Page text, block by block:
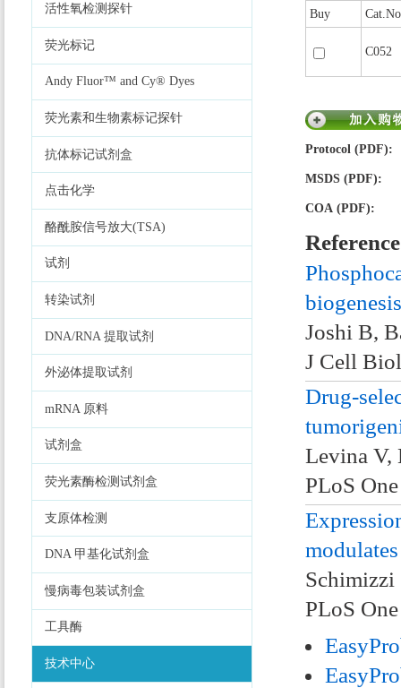
活性氧检测探针
荧光标记
Andy Fluor™ and Cy® Dyes
荧光素和生物素标记探针
抗体标记试剂盒
点击化学
酪酰胺信号放大(TSA)
试剂
转染试剂
DNA/RNA 提取试剂
外泌体提取试剂
mRNA 原料
试剂盒
荧光素酶检测试剂盒
支原体检测
DNA 甲基化试剂盒
慢病毒包装试剂盒
工具酶
技术中心
Buy
C052
Protocol (PDF):
MSDS (PDF):
COA (PDF):
Joshi B,
J Cell
Drug-
Levina V,
PLoS
Schimizzi
PLoS